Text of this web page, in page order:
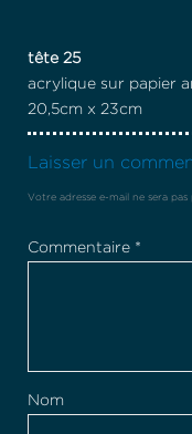
tête 25
acrylique sur papier
20,5cm x 23cm
Laisser un
Votre adresse e-mail ne sera pas
Commentaire *
Nom